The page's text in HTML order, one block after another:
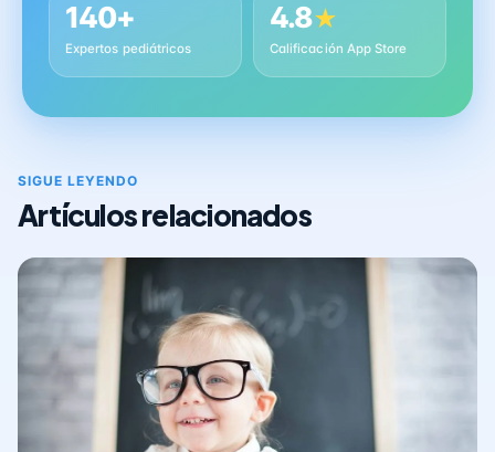
140+
Expertos pediátricos
4.8★
Calificación App Store
SIGUE LEYENDO
Artículos relacionados